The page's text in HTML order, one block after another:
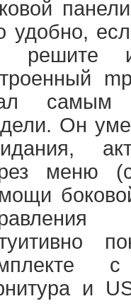
удобно,
решите
самым
Он
меню
и